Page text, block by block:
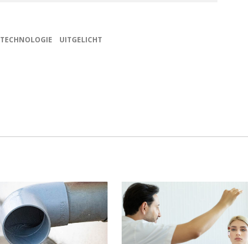
TECHNOLOGIE UITGELICHT